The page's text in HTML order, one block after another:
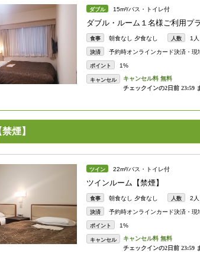
ダブル 15m²/バス・トイレ付
ダブル・ルーム１名様ご利用プ
食事 朝食なし 夕食なし 人数 1人
決済 予約時オンラインカード決済・現
ポイント 1%
キャンセル
煙】
ツイン 22m²/バス・トイレ付
ツインルーム【禁煙】
食事 朝食なし 夕食なし 人数 2
決済 予約時オンラインカード決済・現
ポイント 1%
キャンセル